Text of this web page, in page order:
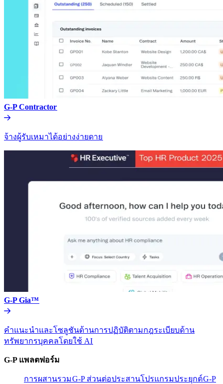
G-P Contractor​​
จ้างผู้รับเหมาได้อย่างง่ายดาย​​
G-P Gia™​​
คำแนะนำและโซลูชันด้านการปฏิบัติตามกฎระเบียบด้าน
ทรัพยากรบุคคลโดยใช้ AI​​
G-P แพลตฟอร์ม​​
การผสานรวม​​G-P ส่วนต่อประสานโปรแกรมประยุกต์​​G-P